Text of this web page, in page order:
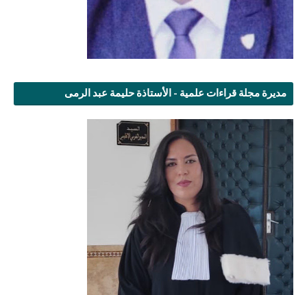
مديرة مجلة قراءات علمية - الأستاذة حليمة عبد الرمى